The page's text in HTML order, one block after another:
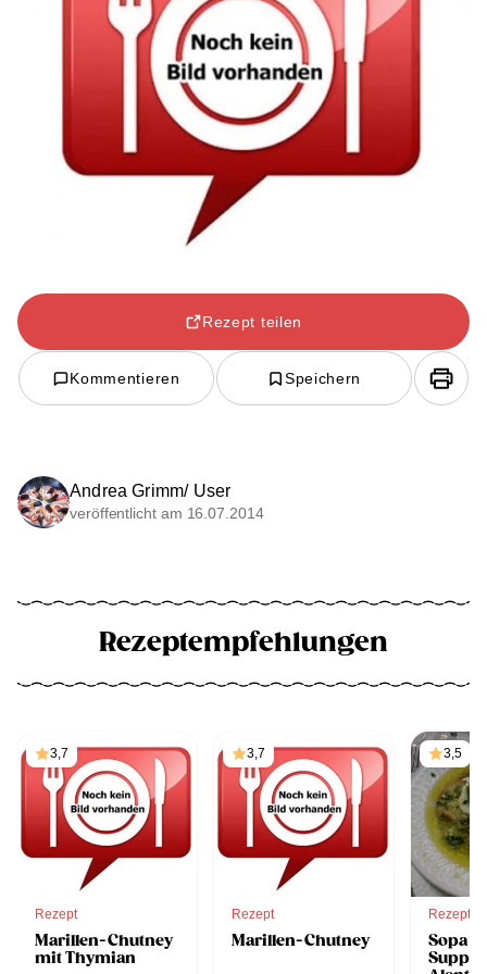
Rezept teilen
Kommentieren Speichern
Andrea Grimm/ User
veröffentlicht am 16.07.2014
Rezeptempfehlungen
3,7
Rezept
Marillen-Chutney
mit Thymian
3,7
Rezept
Marillen-Chutney
3,5
Rezept
Sopa a
Suppe